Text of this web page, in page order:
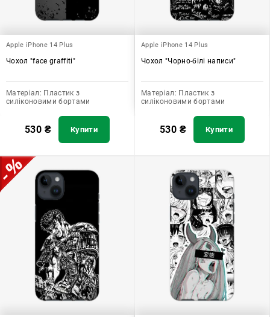
Apple iPhone 14 Plus
Чохол "face graffiti"
Матеріал: Пластик з
силіконовими бортами
530 ₴ Купити
Apple iPhone 14 Plus
Чохол "Чорно-білі написи"
Матеріал: Пластик з
силіконовими бортами
530 ₴ Купити